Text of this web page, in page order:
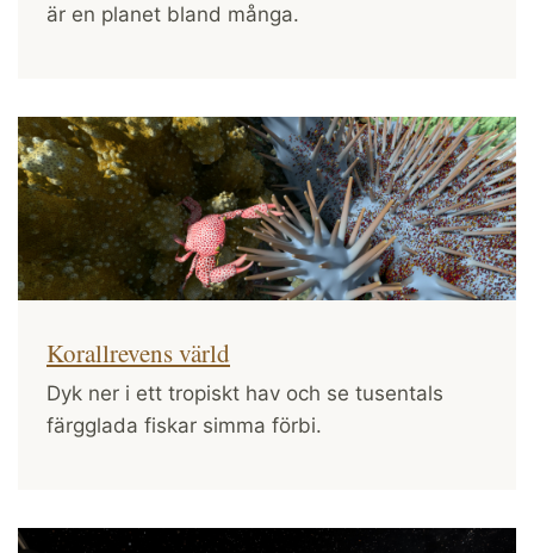
är en planet bland många.
Korallrevens värld
Dyk ner i ett tropiskt hav och se tusentals
färgglada fiskar simma förbi.